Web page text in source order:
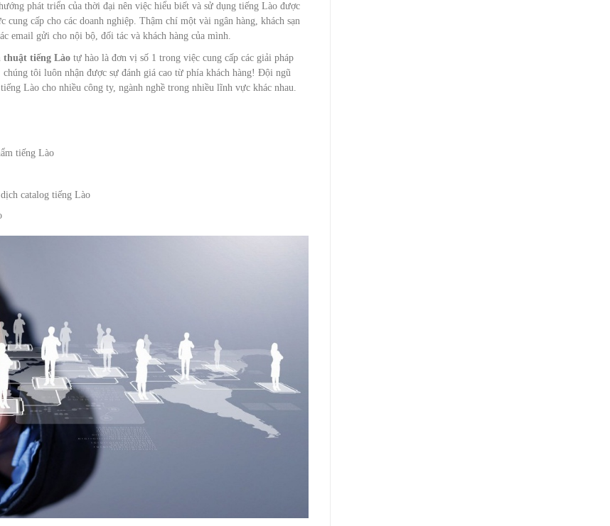
phát triển của thời đại nên việc hiểu biết và sử dụng tiếng Lào được
cấp cho các doanh nghiệp. Thậm chí một vài ngân hàng, khách sạn
email gửi cho nội bộ, đối tác và khách hàng của mình.
thuật tiếng Lào tự hào là đơn vị số 1 trong việc cung cấp các giải pháp
tôi luôn nhận được sự đánh giá cao từ phía khách hàng! Đội ngũ
Lào cho nhiều công ty, ngành nghề trong nhiều lĩnh vực khác nhau.
tiếng Lào
catalog tiếng Lào